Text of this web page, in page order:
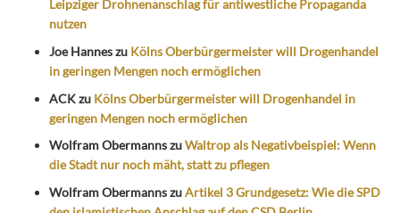
Leipziger Drohnenanschlag für antiwestliche Propaganda
nutzen
Joe Hanneszu Kölns Oberbürgermeister will Drogenhandel
in geringen Mengen noch ermöglichen
ACKzu Kölns Oberbürgermeister will Drogenhandel in
geringen Mengen noch ermöglichen
Wolfram ObermannszuWaltrop als Negativbeispiel: Wenn
die Stadt nur noch mäht, statt zu pflegen
Wolfram ObermannszuArtikel 3 Grundgesetz: Wie die SPD